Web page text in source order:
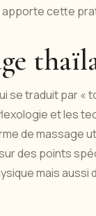
cette
se traduit par «
et les
de massage
des points
mais aussi